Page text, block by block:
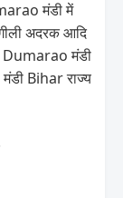
मंडी में
अदरक आदि
Dumarao मंडी
Bihar राज्य